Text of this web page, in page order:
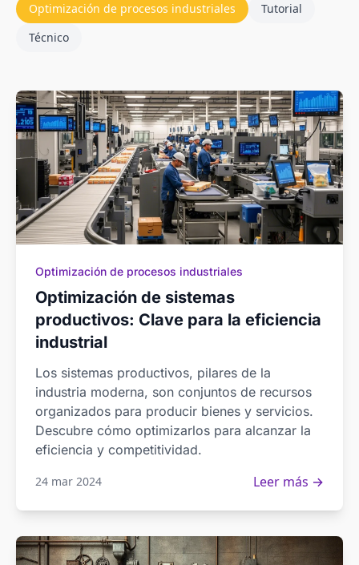
Optimización de procesos industriales
Tutorial
Técnico
Optimización de procesos industriales
Optimización de sistemas
productivos: Clave para la eficiencia
industrial
Los sistemas productivos, pilares de la
industria moderna, son conjuntos de recursos
organizados para producir bienes y servicios.
Descubre cómo optimizarlos para alcanzar la
eficiencia y competitividad.
24 mar 2024 Leer más →